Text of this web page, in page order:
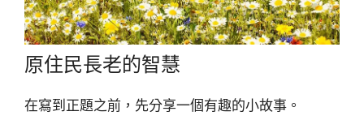
原住民長老的智慧
在寫到正題之前，先分享一個有趣的小故事。